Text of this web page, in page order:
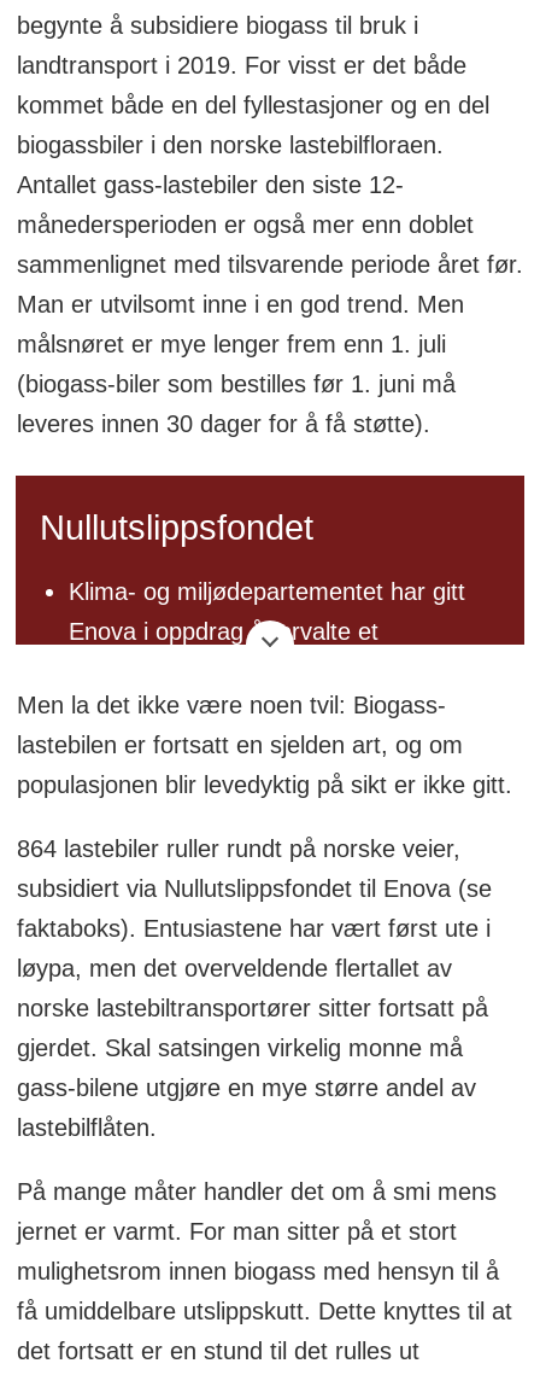
begynte å subsidiere biogass til bruk i
landtransport i 2019. For visst er det både
kommet både en del fyllestasjoner og en del
biogassbiler i den norske lastebilfloraen.
Antallet gass-lastebiler den siste 12-
månedersperioden er også mer enn doblet
sammenlignet med tilsvarende periode året før.
Man er utvilsomt inne i en god trend. Men
målsnøret er mye lenger frem enn 1. juli
(biogass-biler som bestilles før 1. juni må
leveres innen 30 dager for å få støtte).
Nullutslippsfondet
Klima- og miljødepartementet har gitt
Enova i oppdrag å forvalte et
finansiert over statsbudsjettet. Fondet
skal kutte klimagassutslipp i
næringstransporten gjennom en effektiv
utrulling av nullutslippsløsninger.
Men la det ikke være noen tvil: Biogass-
lastebilen er fortsatt en sjelden art, og om
populasjonen blir levedyktig på sikt er ikke gitt.
864 lastebiler ruller rundt på norske veier,
subsidiert via Nullutslippsfondet til Enova (se
faktaboks). Entusiastene har vært først ute i
løypa, men det overveldende flertallet av
norske lastebiltransportører sitter fortsatt på
gjerdet. Skal satsingen virkelig monne må
gass-bilene utgjøre en mye større andel av
lastebilflåten.
På mange måter handler det om å smi mens
jernet er varmt. For man sitter på et stort
mulighetsrom innen biogass med hensyn til å
få umiddelbare utslippskutt. Dette knyttes til at
det fortsatt er en stund til det rulles ut